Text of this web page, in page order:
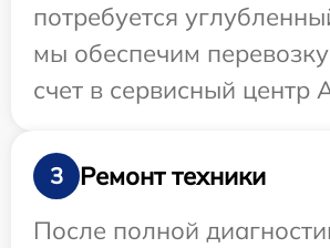
потребуется
мы обеспечим
счет в сервисный центр
3
Ремонт техники
После полной